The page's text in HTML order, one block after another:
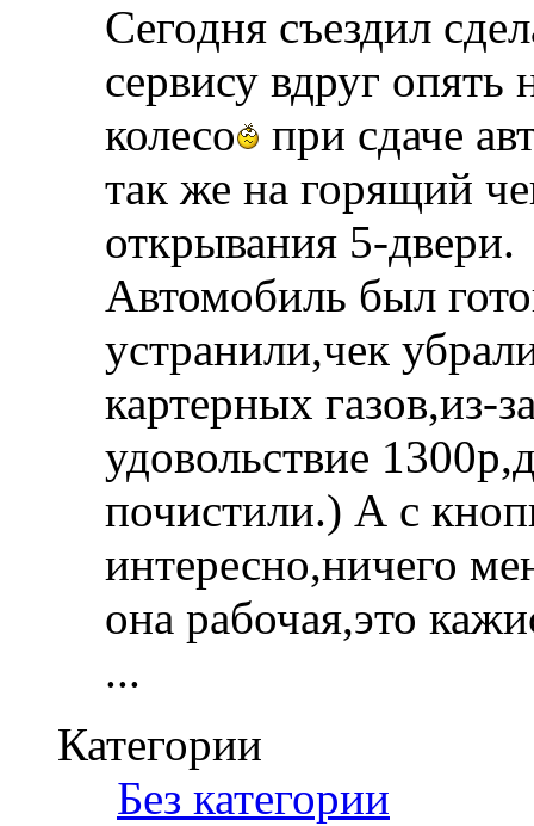
Сегодня съездил
сервису вдруг опять
колесо
при сдаче
так же на горящий
открывания 5-двери.
Автомобиль был
устранили,чек
картерных газов,из-
удовольствие
почистили.) А с
интересно,ничего
она рабочая,это
...
Категории
Без категории